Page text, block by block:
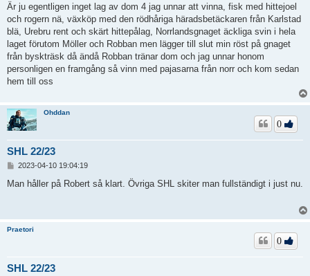
l
ä
g
g
Är ju egentligen inget lag av dom 4 jag unnar att vinna, fisk med hittejoel
och rogern nä, växköp med den rödhåriga häradsbetäckaren från Karlstad
blä, Urebru rent och skärt hittepålag, Norrlandsgnaget äckliga svin i hela
laget förutom Möller och Robban men lägger till slut min röst på gnaget
från byskträsk då ändå Robban tränar dom och jag unnar honom
personligen en framgång så vinn med pajasarna från norr och kom sedan
hem till oss
Ohddan
SHL 22/23
0
l
2023-04-10 19:04:19
Man håller på Robert så klart. Övriga SHL skiter man fullständigt i just nu.
Praetori
SHL 22/23
0